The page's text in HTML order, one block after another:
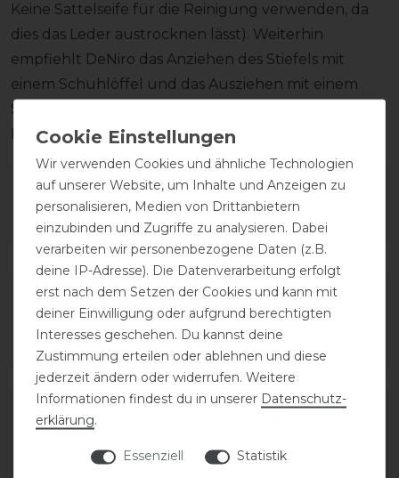
Keine Sattelseife für die Reinigung verwenden, da
dies das Leder austrocknen lässt). Weiterhin
empfiehlt DeNiro das Anziehen des Stiefels mit
einem Schuhlöffel und das Ausziehen mit einem
Stiefelknecht, damit das Fußbett sowie der
Reißverschluss unversehrt bleiben.
Wie hat dir die Artikelbeschreibung
gefallen?
Varianten-ID:138280
Wir verwenden Cookies und ähnliche Technologien
auf unserer Website, um Inhalte und Anzeigen zu
personalisieren, Medien von Drittanbietern
einzubinden und Zugriffe zu analysieren. Dabei
verarbeiten wir personenbezogene Daten (z.B.
deine IP-Adresse). Die Datenverarbeitung erfolgt
erst nach dem Setzen der Cookies und kann mit
deiner Einwilligung oder aufgrund berechtigten
Interesses geschehen. Du kannst deine
Zustimmung erteilen oder ablehnen und diese
jederzeit ändern oder widerrufen. Weitere
Informationen findest du in unserer Daten­schutz­
erklärung.
Essenziell Statistik